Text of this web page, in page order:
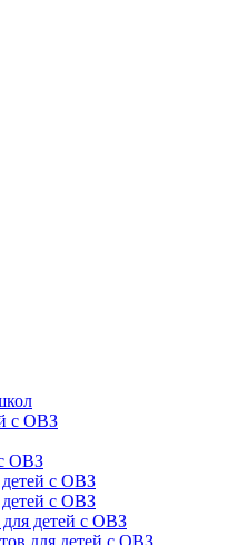
с ОВЗ
ОВЗ
с ОВЗ
детей с ОВЗ
детей с ОВЗ
для детей с ОВЗ